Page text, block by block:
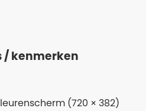
/ kenmerken
(720 × 382)